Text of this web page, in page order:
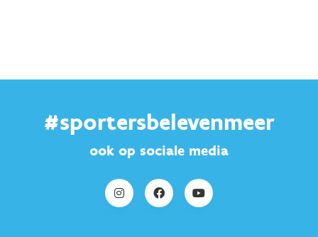
#sportersbelevenmeer
ook op sociale media